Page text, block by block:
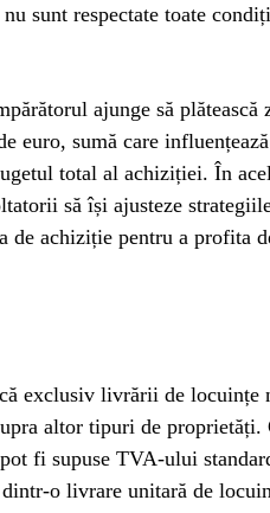
sunt respectate toate
ajunge să plătească
euro, sumă care influențează
total al achiziției. În
să își ajusteze
de achiziție pentru a profita
exclusiv livrării de locuințe
altor tipuri de proprietăți.
fi supuse TVA-ului
o livrare unitară de